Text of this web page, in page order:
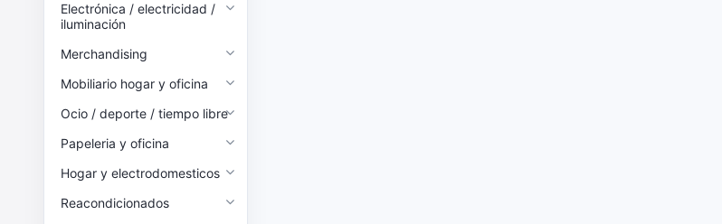
Electrónica / electricidad /
iluminación
Merchandising
Mobiliario hogar y oficina
Ocio / deporte / tiempo libre
Papeleria y oficina
Hogar y electrodomesticos
Reacondicionados